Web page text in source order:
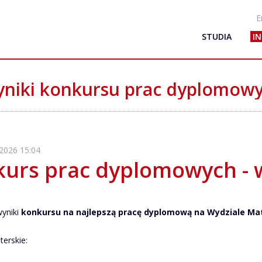
STUDIA
konkursu prac
15:04
prac dyplomowych -
konkursu na najlepszą pracę dyplomową na Wydziale